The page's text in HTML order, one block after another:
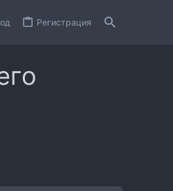
Регистрация